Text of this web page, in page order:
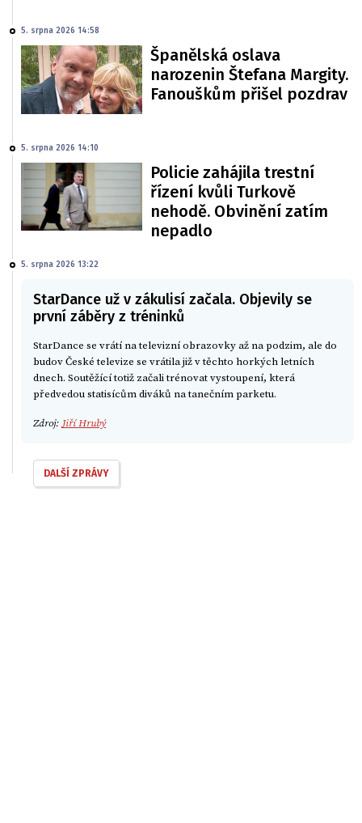
5. srpna 2026 14:58
Španělská oslava
narozenin Štefana Margity.
Fanouškům přišel pozdrav
5. srpna 2026 14:10
Policie zahájila trestní
řízení kvůli Turkově
nehodě. Obvinění zatím
nepadlo
5. srpna 2026 13:22
StarDance už v zákulisí začala. Objevily se
první záběry z tréninků
StarDance se vrátí na televizní obrazovky až na podzim, ale do
budov České televize se vrátila již v těchto horkých letních
dnech. Soutěžící totiž začali trénovat vystoupení, která
předvedou statisícům diváků na tanečním parketu.
Zdroj: Jiří Hrubý
DALŠÍ ZPRÁVY